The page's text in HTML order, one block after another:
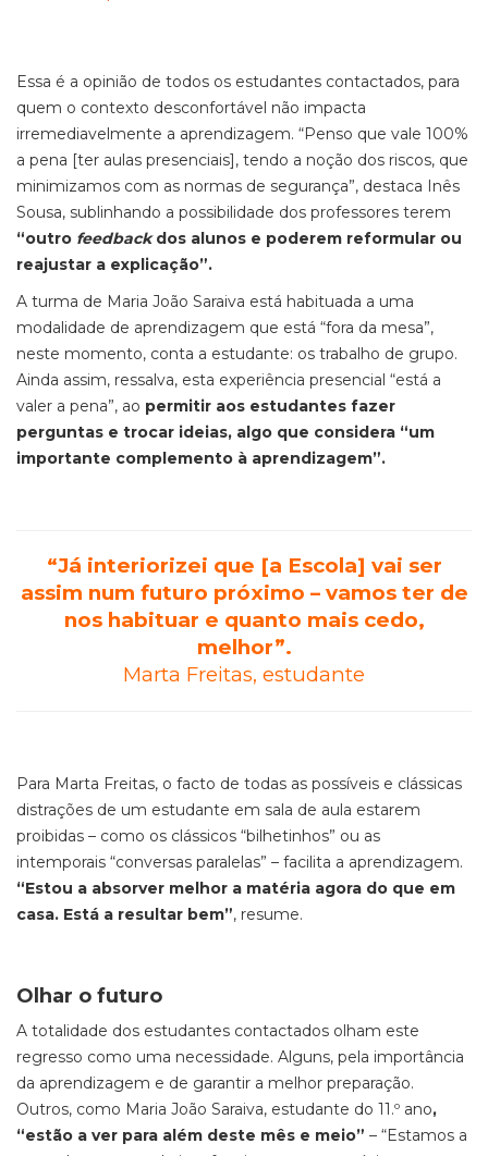
Essa é a opinião de todos os estudantes contactados, para
quem o contexto desconfortável não impacta
irremediavelmente a aprendizagem. “Penso que vale 100%
a pena [ter aulas presenciais], tendo a noção dos riscos, que
minimizamos com as normas de segurança”, destaca Inês
Sousa, sublinhando a possibilidade dos professores terem
“outro feedbackdos alunos e poderem reformular ou
reajustar a explicação”.
A turma de Maria João Saraiva está habituada a uma
modalidade de aprendizagem que está “fora da mesa”,
neste momento, conta a estudante: os trabalho de grupo.
Ainda assim, ressalva, esta experiência presencial “está a
valer a pena”, ao permitir aos estudantes fazer
perguntas e trocar ideias, algo que considera “um
importante complemento à aprendizagem”.
“Já interiorizei que [a Escola] vai ser
assim num futuro próximo – vamos ter de
nos habituar e quanto mais cedo,
melhor”.
Marta Freitas, estudante
Para Marta Freitas, o facto de todas as possíveis e clássicas
distrações de um estudante em sala de aula estarem
proibidas – como os clássicos “bilhetinhos” ou as
intemporais “conversas paralelas” – facilita a aprendizagem.
“Estou a absorver melhor a matéria agora do que em
casa. Está a resultar bem”, resume.
Olhar o futuro
A totalidade dos estudantes contactados olham este
regresso como uma necessidade. Alguns, pela importância
da aprendizagem e de garantir a melhor preparação.
Outros, como Maria João Saraiva, estudante do 11.º ano,
“estão a ver para além deste mês e meio” – “Estamos a